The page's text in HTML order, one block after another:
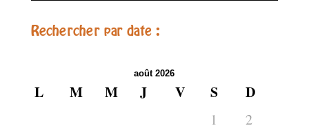
Rechercher par date :
août 2026
L M M J V S D
1
2